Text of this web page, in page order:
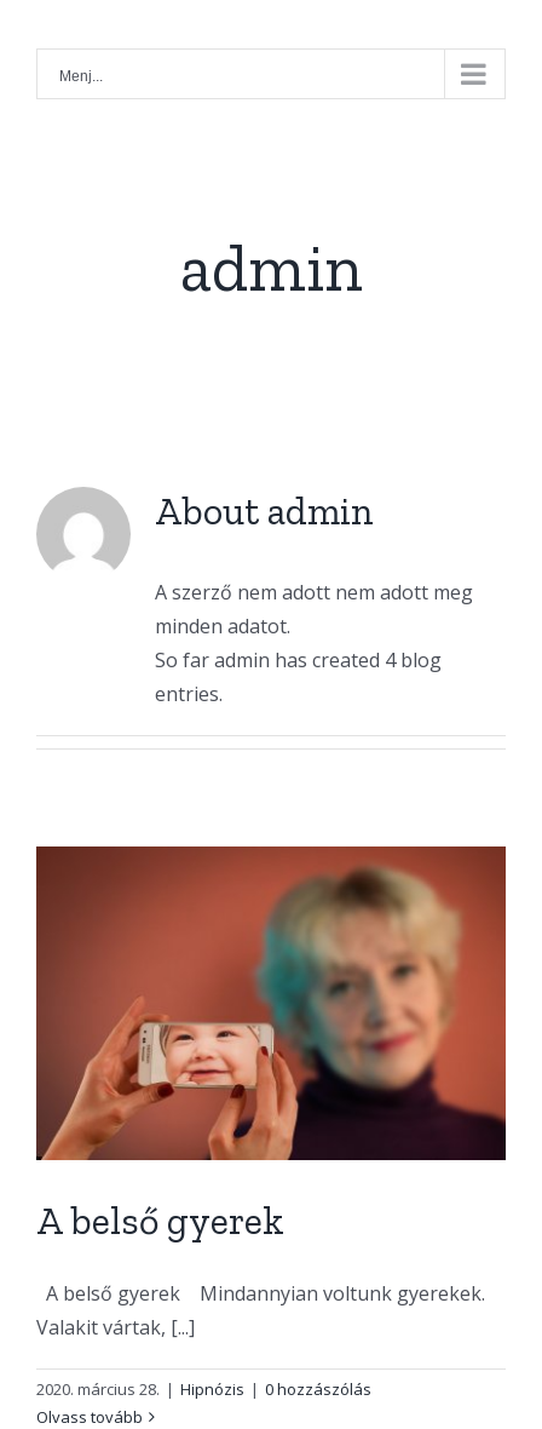
Menj...
admin
About admin
A szerző nem adott nem adott meg
minden adatot.
So far admin has created 4 blog
entries.
A belső gyerek
A belső gyerek Mindannyian voltunk gyerekek.
Valakit vártak, [...]
2020. március 28. | Hipnózis | 0 hozzászólás
Olvass tovább